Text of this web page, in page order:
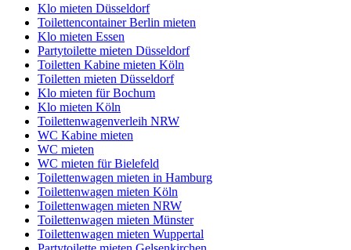
Klo mieten Düsseldorf
Toilettencontainer Berlin mieten
Klo mieten Essen
Partytoilette mieten Düsseldorf
Toiletten Kabine mieten Köln
Toiletten mieten Düsseldorf
Klo mieten für Bochum
Klo mieten Köln
Toilettenwagenverleih NRW
WC Kabine mieten
WC mieten
WC mieten für Bielefeld
Toilettenwagen mieten in Hamburg
Toilettenwagen mieten Köln
Toilettenwagen mieten NRW
Toilettenwagen mieten Münster
Toilettenwagen mieten Wuppertal